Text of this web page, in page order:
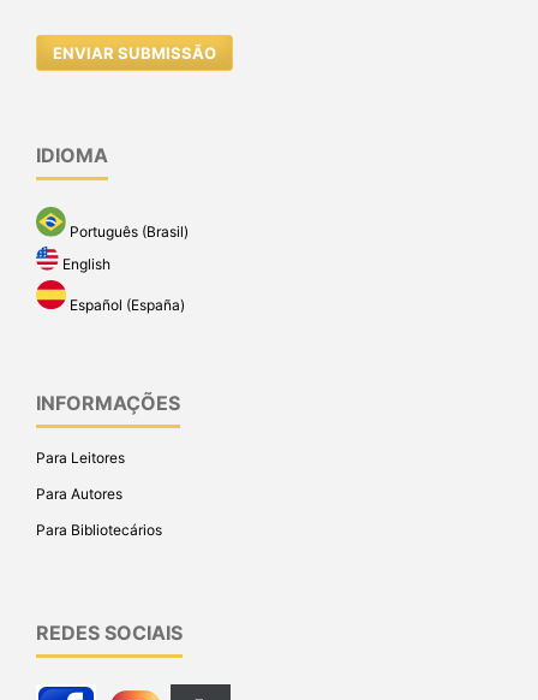
ENVIAR SUBMISSÃO
IDIOMA
Português (Brasil)
English
Español (España)
INFORMAÇÕES
Para Leitores
Para Autores
Para Bibliotecários
REDES SOCIAIS